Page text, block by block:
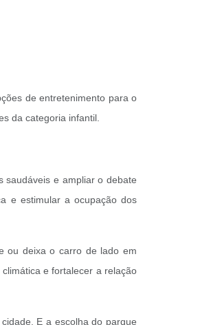
de entretenimento para o
da categoria infantil.
saudáveis e ampliar o debate
e estimular a ocupação dos
ou deixa o carro de lado em
e fortalecer a relação
E a escolha do parque